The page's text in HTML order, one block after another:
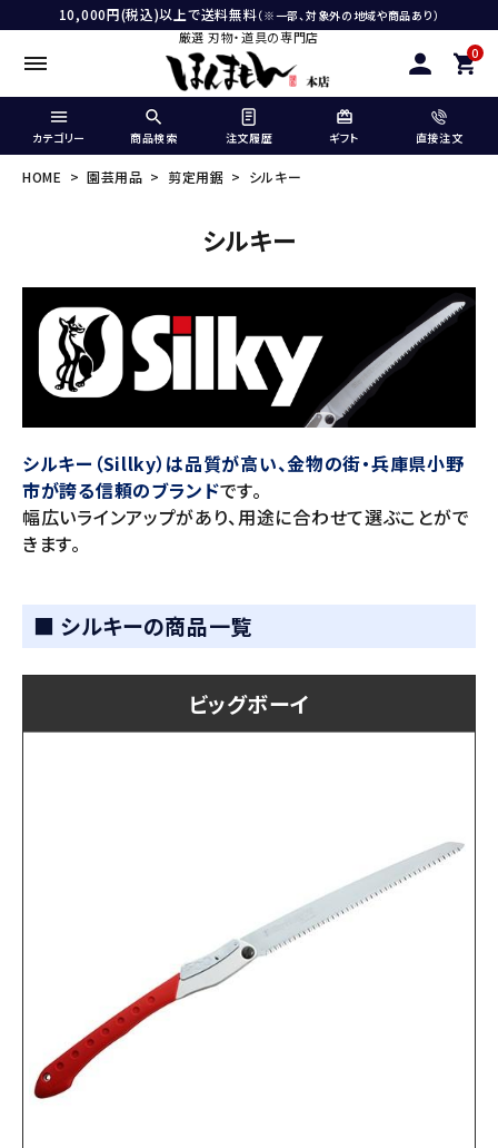
10,000円(税込)以上で送料無料（※一部、対象外の地域や商品あり）
厳選 刃物・道具の専門店
0
カテゴリー 商品検索 注文履歴 ギフト 直接注文
HOME 園芸用品 剪定用鋸 シルキー
シルキー
シルキー（Sillky）は品質が高い、金物の街・兵庫県小野
市が誇る信頼のブランドです。
幅広いラインアップがあり、用途に合わせて選ぶことがで
きます。
■ シルキーの商品一覧
ビッグボーイ